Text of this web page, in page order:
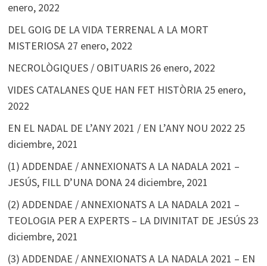
enero, 2022
DEL GOIG DE LA VIDA TERRENAL A LA MORT
MISTERIOSA 27 enero, 2022
NECROLÒGIQUES / OBITUARIS 26 enero, 2022
VIDES CATALANES QUE HAN FET HISTÒRIA 25 enero,
2022
EN EL NADAL DE L’ANY 2021 / EN L’ANY NOU 2022 25
diciembre, 2021
(1) ADDENDAE / ANNEXIONATS A LA NADALA 2021 –
JESÚS, FILL D’UNA DONA 24 diciembre, 2021
(2) ADDENDAE / ANNEXIONATS A LA NADALA 2021 –
TEOLOGIA PER A EXPERTS – LA DIVINITAT DE JESÚS 23
diciembre, 2021
(3) ADDENDAE / ANNEXIONATS A LA NADALA 2021 – EN